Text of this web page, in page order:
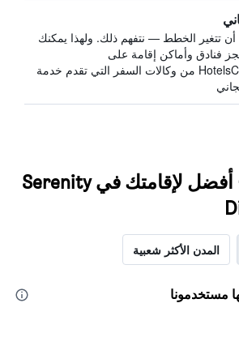
أن تتغير الخطط — نتفهم ذلك. ولهذا يمكنك
فنادق وأماكن إقامة على
HotelsCombined من وكالات السفر التي تقدم خدمة
اعثر على نتائج أفضل لإقامتك في Serenity
المدن الأكثر شعبية
مستخدمونا